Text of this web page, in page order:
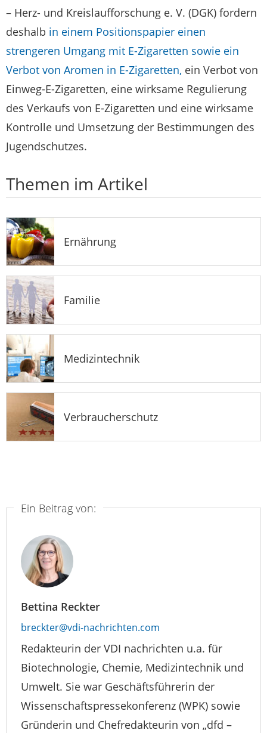
– Herz- und Kreislaufforschung e. V. (DGK) fordern
deshalb in einem Positionspapier einen
strengeren Umgang mit E-Zigaretten sowie ein
Verbot von Aromen in E-Zigaretten, ein Verbot von
Einweg-E-Zigaretten, eine wirksame Regulierung
des Verkaufs von E-Zigaretten und eine wirksame
Kontrolle und Umsetzung der Bestimmungen des
Jugendschutzes.
Themen im Artikel
Ernährung
Familie
Medizintechnik
Verbraucherschutz
Ein Beitrag von:
Bettina Reckter
breckter@vdi-nachrichten.com
Redakteurin der VDI nachrichten u.a. für
Biotechnologie, Chemie, Medizintechnik und
Umwelt. Sie war Geschäftsführerin der
Wissenschaftspressekonferenz (WPK) sowie
Gründerin und Chefredakteurin von „dfd –